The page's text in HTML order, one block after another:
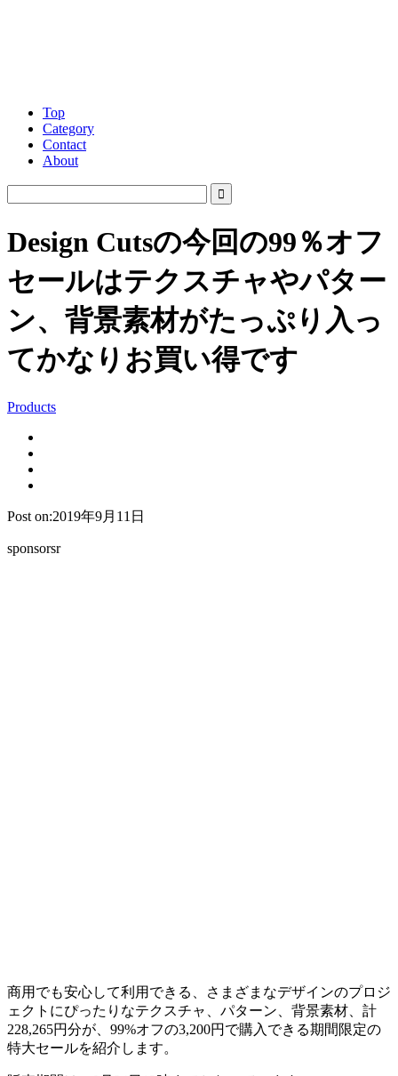
Top
Category
Contact
About
Design Cutsの今回の99％オフ
セールはテクスチャやパター
ン、背景素材がたっぷり入っ
てかなりお買い得です
Products
Post on:2019年9月11日
sponsorsr
商用でも安心して利用できる、さまざまなデザインのプロジ
ェクトにぴったりなテクスチャ、パターン、背景素材、計
228,265円分が、99%オフの3,200円で購入できる期間限定の
特大セールを紹介します。